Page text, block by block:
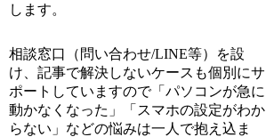
します。
相談窓口（問い合わせ/LINE等）を設
け、記事で解決しないケースも個別にサ
ポートしていますので「パソコンが急に
動かなくなった」「スマホの設定がわか
らない」などの悩みは一人で抱え込ま